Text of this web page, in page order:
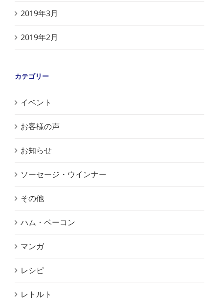
2019年3月
2019年2月
カテゴリー
イベント
お客様の声
お知らせ
ソーセージ・ウインナー
その他
ハム・ベーコン
マンガ
レシピ
レトルト